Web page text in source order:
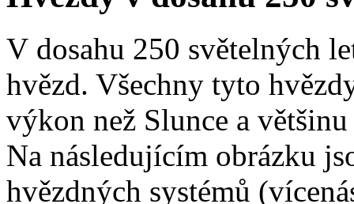
V dosahu 250 světelných
hvězd. Všechny tyto
výkon než Slunce a
Na následujícím obrázku
hvězdných systémů